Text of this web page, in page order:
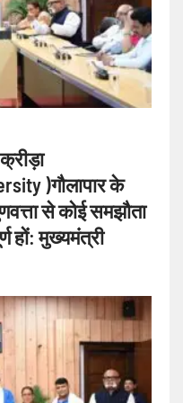
)गौलापार के
से कोई समझौता
हों: मुख्यमंत्री